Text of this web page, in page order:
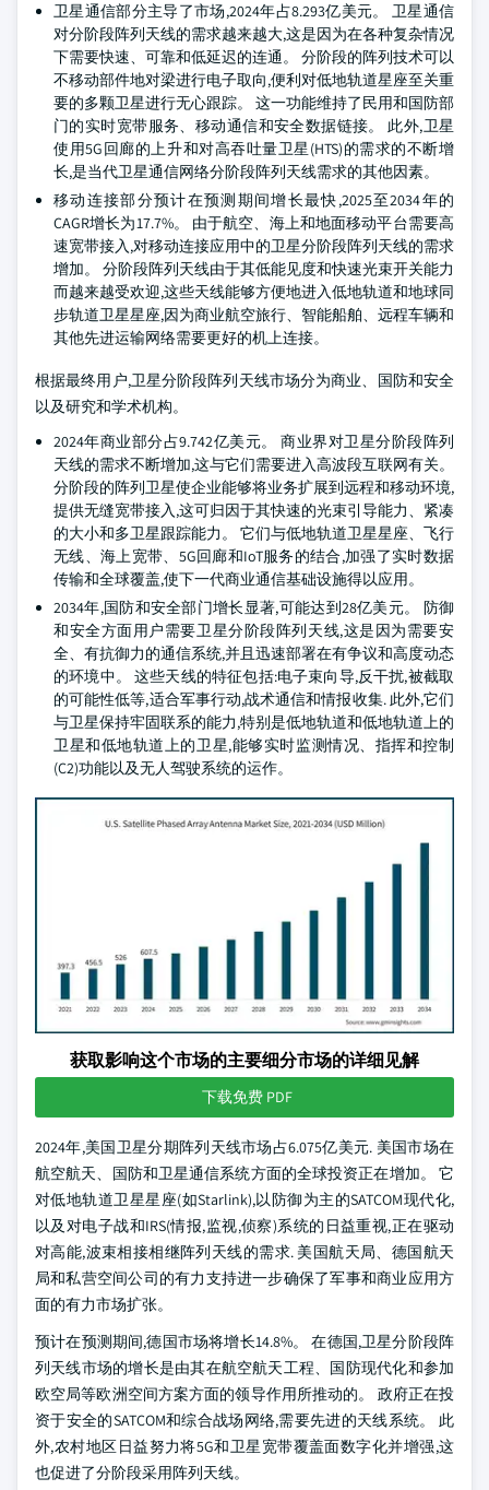
卫星通信部分主导了市场,2024年占8.293亿美元。 卫星通信
对分阶段阵列天线的需求越来越大,这是因为在各种复杂情况
下需要快速、可靠和低延迟的连通。 分阶段的阵列技术可以
不移动部件地对梁进行电子取向,便利对低地轨道星座至关重
要的多颗卫星进行无心跟踪。 这一功能维持了民用和国防部
门的实时宽带服务、移动通信和安全数据链接。 此外,卫星
使用5G回廊的上升和对高吞吐量卫星(HTS)的需求的不断增
长,是当代卫星通信网络分阶段阵列天线需求的其他因素。
移动连接部分预计在预测期间增长最快,2025至2034年的
CAGR增长为17.7%。 由于航空、海上和地面移动平台需要高
速宽带接入,对移动连接应用中的卫星分阶段阵列天线的需求
增加。 分阶段阵列天线由于其低能见度和快速光束开关能力
而越来越受欢迎,这些天线能够方便地进入低地轨道和地球同
步轨道卫星星座,因为商业航空旅行、智能船舶、远程车辆和
其他先进运输网络需要更好的机上连接。
根据最终用户,卫星分阶段阵列天线市场分为商业、国防和安全
以及研究和学术机构。
2024年商业部分占9.742亿美元。 商业界对卫星分阶段阵列
天线的需求不断增加,这与它们需要进入高波段互联网有关。
分阶段的阵列卫星使企业能够将业务扩展到远程和移动环境,
提供无缝宽带接入,这可归因于其快速的光束引导能力、紧凑
的大小和多卫星跟踪能力。 它们与低地轨道卫星星座、飞行
无线、海上宽带、5G回廊和IoT服务的结合,加强了实时数据
传输和全球覆盖,使下一代商业通信基础设施得以应用。
2034年,国防和安全部门增长显著,可能达到28亿美元。 防御
和安全方面用户需要卫星分阶段阵列天线,这是因为需要安
全、有抗御力的通信系统,并且迅速部署在有争议和高度动态
的环境中。 这些天线的特征包括:电子束向导,反干扰,被截取
的可能性低等,适合军事行动,战术通信和情报收集. 此外,它们
与卫星保持牢固联系的能力,特别是低地轨道和低地轨道上的
卫星和低地轨道上的卫星,能够实时监测情况、指挥和控制
(C2)功能以及无人驾驶系统的运作。
获取影响这个市场的主要细分市场的详细见解
下载免费 PDF
2024年,美国卫星分期阵列天线市场占6.075亿美元. 美国市场在
航空航天、国防和卫星通信系统方面的全球投资正在增加。 它
对低地轨道卫星星座(如Starlink),以防御为主的SATCOM现代化,
以及对电子战和IRS(情报,监视,侦察)系统的日益重视,正在驱动
对高能,波束相接相继阵列天线的需求. 美国航天局、德国航天
局和私营空间公司的有力支持进一步确保了军事和商业应用方
面的有力市场扩张。
预计在预测期间,德国市场将增长14.8%。 在德国,卫星分阶段阵
列天线市场的增长是由其在航空航天工程、国防现代化和参加
欧空局等欧洲空间方案方面的领导作用所推动的。 政府正在投
资于安全的SATCOM和综合战场网络,需要先进的天线系统。 此
外,农村地区日益努力将5G和卫星宽带覆盖面数字化并增强,这
也促进了分阶段采用阵列天线。